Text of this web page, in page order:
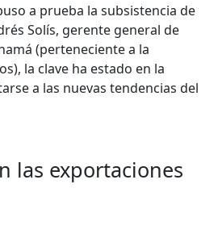
a prueba la subsistencia de
Solís, gerente general de
(perteneciente a la
la clave ha estado en la
a las nuevas tendencias del
las exportaciones